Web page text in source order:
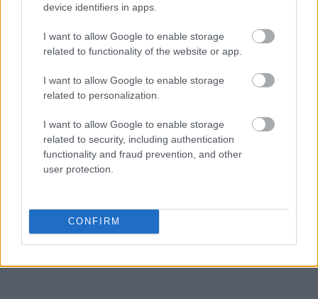
device identifiers in apps.
I want to allow Google to enable storage
related to functionality of the website or app.
I want to allow Google to enable storage
related to personalization.
I want to allow Google to enable storage
related to security, including authentication
functionality and fraud prevention, and other
user protection.
CONFIRM
na dwusystemowe urządzenia z prawdziwego
zdarzenia. A przynajmniej wiele na to wskazuje. W Las
Vegas Asus ma zaprezentować urządzenie, którego już
Asusie Transformer Book Duet TD300.
ad